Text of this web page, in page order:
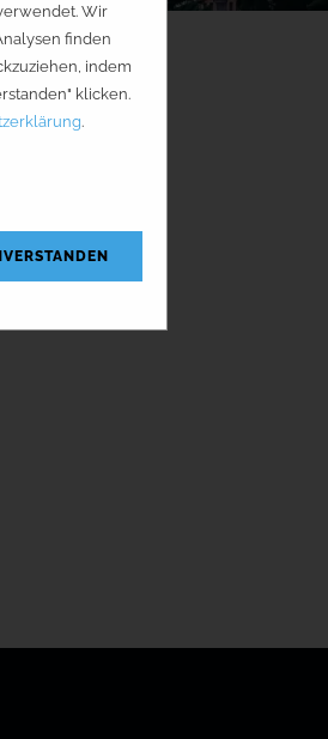
Wir
finden
indem
klicken.
.